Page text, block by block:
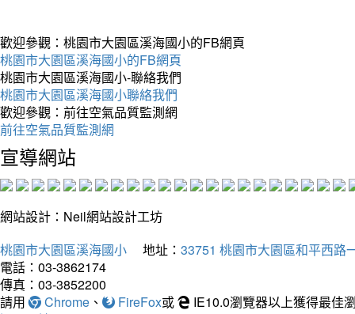
歡迎參觀：桃園市大園區溪海國小的FB網頁
桃園市大園區溪海國小的FB網頁
桃園市大園區溪海國小-聯絡我們
桃園市大園區溪海國小聯絡我們
歡迎參觀：前往空氣品質監測網
前往空氣品質監測網
宣導網站
網站設計：Neil網站設計工坊
桃園市大園區溪海國小
地址： 33751 桃園市大園區和平西路
電話：03-3862174
傳真：03-3852200
請用
Chrome 、 FireFox或
IE10.0瀏覽器以上獲得最佳